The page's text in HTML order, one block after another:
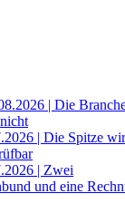
| Die
| Die Spitze
| Zwei
und eine